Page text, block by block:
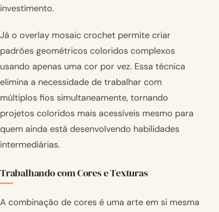
investimento.
Já o overlay mosaic crochet permite criar
padrões geométricos coloridos complexos
usando apenas uma cor por vez. Essa técnica
elimina a necessidade de trabalhar com
múltiplos fios simultaneamente, tornando
projetos coloridos mais acessíveis mesmo para
quem ainda está desenvolvendo habilidades
intermediárias.
Trabalhando com Cores e Texturas
A combinação de cores é uma arte em si mesma